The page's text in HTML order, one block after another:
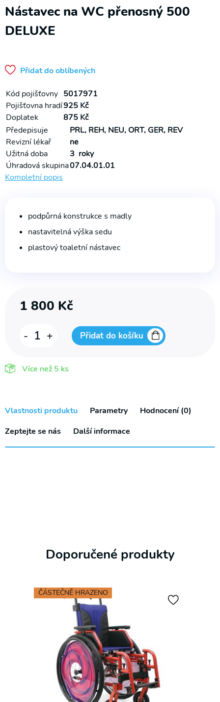
Polohovací
křesla
Pomůcky
Rehabilitační
Nástavec na WC přenosný 500
DELUXE
Přidat do oblíbených
Kód pojišťovny 5017971
Pojišťovna hradí925 Kč
Doplatek
875 Kč
Předepisuje
PRL, REH, NEU, ORT, GER, REV
Revizní lékař
ne
Užitná doba
3 roky
Úhradová skupina07.04.01.01
Kompletní popis
podpůrná konstrukce s madly
nastavitelná výška sedu
plastový toaletní nástavec
1 800 Kč
- Nástavec
WC
DELUXE
množství
+ Přidat do košíku
Více než 5 ks
Vlastnosti produktu Parametry
Hodnocení (0)
Zeptejte se nás
Další informace
Doporučené produkty
ČÁSTEČNĚ HRAZENO